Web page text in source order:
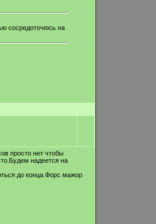
сосредоточюсь на
просто нет чтобы
надеется на
до конца.Форс мажор